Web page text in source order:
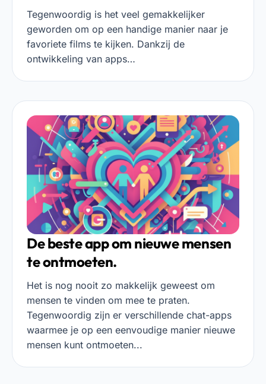
Tegenwoordig is het veel gemakkelijker
geworden om op een handige manier naar je
favoriete films te kijken. Dankzij de
ontwikkeling van apps…
De beste app om nieuwe mensen
te ontmoeten.
Het is nog nooit zo makkelijk geweest om
mensen te vinden om mee te praten.
Tegenwoordig zijn er verschillende chat-apps
waarmee je op een eenvoudige manier nieuwe
mensen kunt ontmoeten...